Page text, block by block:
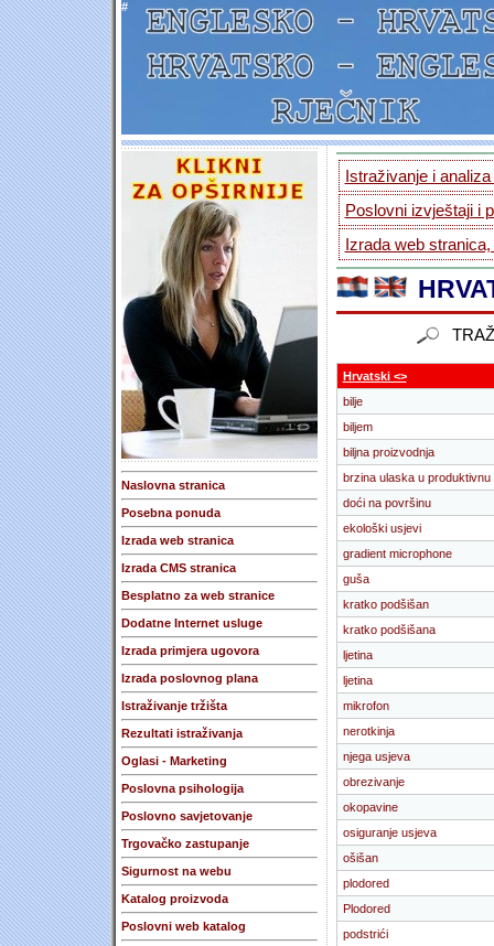
#
Naslovna stranica
Posebna ponuda
Izrada web stranica
Izrada CMS stranica
Besplatno za web stranice
Dodatne Internet usluge
Izrada primjera ugovora
Izrada poslovnog plana
Istraživanje tržišta
Rezultati istraživanja
Oglasi - Marketing
Poslovna psihologija
Poslovno savjetovanje
Trgovačko zastupanje
Sigurnost na webu
Katalog proizvoda
Poslovni web katalog
Istraživanje i
Poslovni izvještaji i
Izrada web
Hrvatski <>
bilje
biljem
biljna proizvodnja
brzina ulaska u produktivnu
doći na površinu
ekološki usjevi
gradient microphone
guša
kratko podšišan
kratko podšišana
ljetina
ljetina
mikrofon
nerotkinja
njega usjeva
obrezivanje
okopavine
osiguranje usjeva
ošišan
plodored
Plodored
podstrići